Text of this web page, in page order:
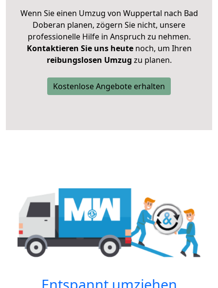
Wenn Sie einen Umzug von Wuppertal nach Bad
Doberan planen, zögern Sie nicht, unsere
professionelle Hilfe in Anspruch zu nehmen.
Kontaktieren Sie uns heutenoch, um Ihren
reibungslosen Umzug zu planen.
Kostenlose Angebote erhalten